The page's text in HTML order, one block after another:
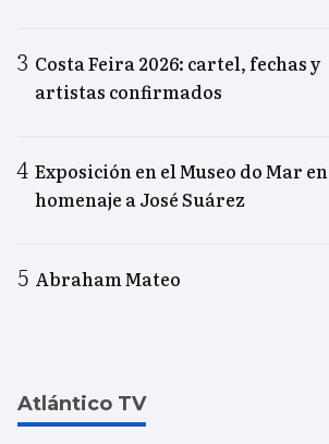
Costa Feira 2026: cartel, fechas y
artistas confirmados
Exposición en el Museo do Mar en
homenaje a José Suárez
Abraham Mateo
Atlántico TV